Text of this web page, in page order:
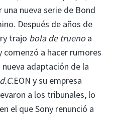
una nueva serie de Bond
Después de años de
trajo bola de truenoa
comenzó a hacer rumores
adaptación de la
EON y su empresa
a los tribunales, lo
el que Sony renunció a